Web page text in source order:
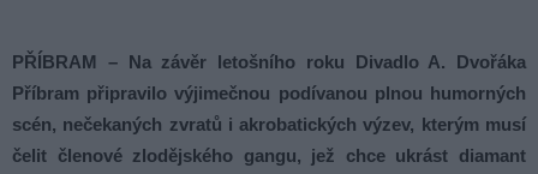
PŘÍBRAM – Na závěr letošního roku Divadlo A. Dvořáka
Příbram připravilo výjimečnou podívanou plnou humorných
scén, nečekaných zvratů i akrobatických výzev, kterým musí
čelit členové zlodějského gangu, jež chce ukrást diamant